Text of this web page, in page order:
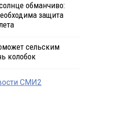
обманчиво:
защита
сельским
колобок
СМИ2